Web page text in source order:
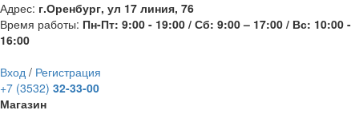
Адрес: г.Оренбург, ул 17 линия, 76
Время работы: Пн-Пт: 9:00 - 19:00 / Сб: 9:00 – 17:00 / Вс: 10:00 -
16:00
Вход / Регистрация
+7 (3532) 32-33-00
Магазин